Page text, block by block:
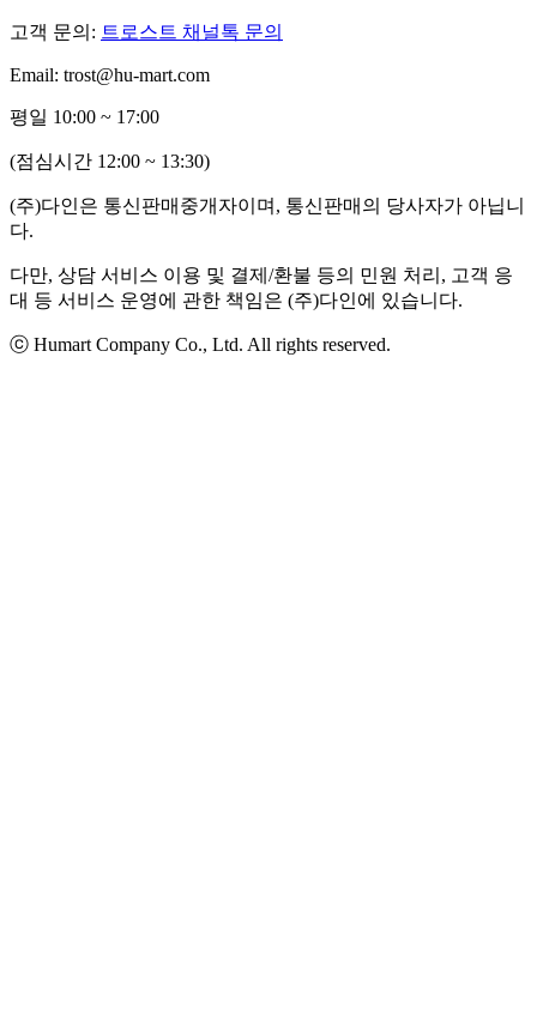
고객 문의: 트로스트 채널톡 문의
Email: trost@hu-mart.com
평일 10:00 ~ 17:00
(점심시간 12:00 ~ 13:30)
(주)다인은 통신판매중개자이며, 통신판매의 당사자가 아닙니
다.
다만, 상담 서비스 이용 및 결제/환불 등의 민원 처리, 고객 응
대 등 서비스 운영에 관한 책임은 (주)다인에 있습니다.
ⓒ Humart Company Co., Ltd. All rights reserved.